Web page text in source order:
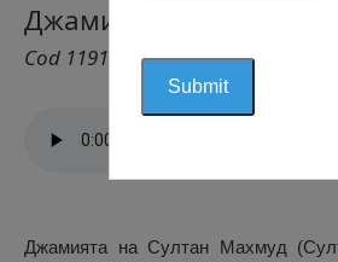
Джамията Махмуд,
Cod 1191
Джамията на Султан Махмуд